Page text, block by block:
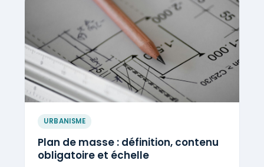
URBANISME
Plan de masse : définition, contenu
obligatoire et échelle